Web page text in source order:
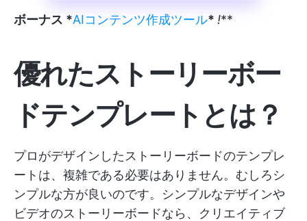
ボーナス *AIコンテンツ作成ツール* !**
優れたストーリーボー
ドテンプレートとは？
プロがデザインしたストーリーボードのテンプレ
ートは、複雑である必要はありません。むしろシ
ンプルな方が良いのです。シンプルなデザインや
ビデオのストーリーボードなら、クリエイティブ